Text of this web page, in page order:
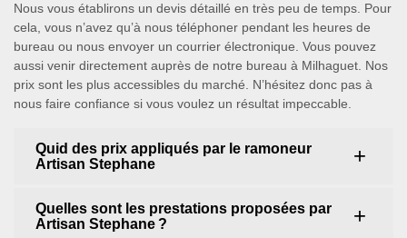
Nous vous établirons un devis détaillé en très peu de temps. Pour
cela, vous n’avez qu’à nous téléphoner pendant les heures de
bureau ou nous envoyer un courrier électronique. Vous pouvez
aussi venir directement auprès de notre bureau à Milhaguet. Nos
prix sont les plus accessibles du marché. N’hésitez donc pas à
nous faire confiance si vous voulez un résultat impeccable.
Quid des prix appliqués par le ramoneur
Artisan Stephane
Quelles sont les prestations proposées par
Artisan Stephane ?